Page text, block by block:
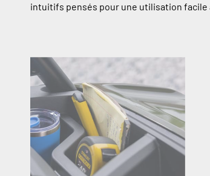
intuitifs pensés pour une utilisation facile